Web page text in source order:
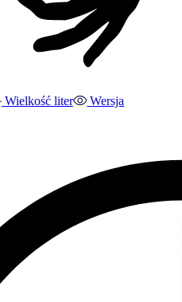
Wielkość liter
Wersja